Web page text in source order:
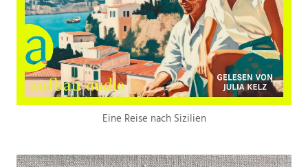
Eine Reise nach Sizilien